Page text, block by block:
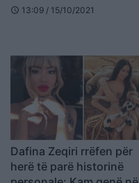
schedule 13:09 / 15/10/2021
Dafina Zeqiri rrëfen për
herë të parë historinë